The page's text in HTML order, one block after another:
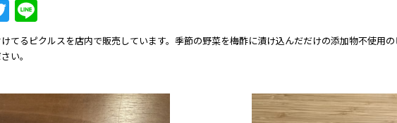
Twitter
てるピクルスを店内で販売しています。季節の野菜を梅酢に漬け込んだだけの添加物不使用
い。